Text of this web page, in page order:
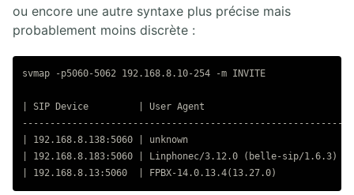
ou encore une autre syntaxe plus précise mais
probablement moins discrète :
svmap -p5060-5062 192.168.8.10-254 -m INVITE
| SIP Device         | User Agent                         |
| 192.168.8.138:5060 | unknown                            |
| 192.168.8.183:5060 | Linphonec/3.12.0 (belle-sip/1.6.3)